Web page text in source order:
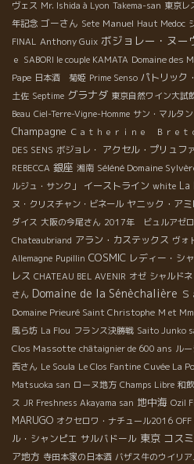
ヴェス Mr. Ishida à Lyon Takema-san 東京レ
年記念 ゴーさん Sete Manuel Haut Medoc
FINAL Anthony Guix ボジョレー・ヌー
ｅ SABORI le couple KAMATA Domaine des
Pape 日本酒 菊姫 Prime Senso パトリック
土佐 Septime グラナダ 東京自然ワイン大試
Beau Ciel-Terre-Vigne-Homme サン・マルタ
Champagne Ｃａｔｈｅｒｉｎｅ Ｂｒｅｔ
DES SENS ボジョレ・ アクセル・プリュフ
REBECCA 銀座 湘南 Séléné Domaine
ルジュ・サンク」
イーストライン white La
ヌ・クリスチャン・ビネール ヤニック・アミ
ダイス 大阪の今尾さん 2017年 ビュルアゼロ
Chateaubriand アラン・カステックス ヴォ
Allemagne Pupillin COSMIC レディー・シ
レス CHATEAU BEL AVENIR オゼ シャルドネ
さん Domaine de la Sénèchalière
Domaine Prieuré Saint Christophe M et
風ら坊 La Flou フランス決勝戦 Saito Junko
Clos Massotte châtaignier de 600 ans ル
西さん Le Soula Le Clos Fantine Cuvée La
Matsuoka san ローヌ地方 Champs Libre 和
ス JR Freshness Akayama san 地中海 Ozil
MARUGO オクセロワ・ナチュール2016
ル・シャンピエ サルバドール 東京 コス
ア地方 寺田本家の日本酒 バザス牛のウイリ